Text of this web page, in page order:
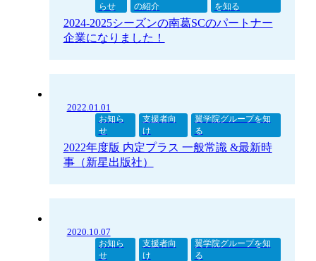
らせ
の紹介
を知る
2024-2025シーズンの南葛SCのパートナー
企業になりました！
2022.01.01
お知ら
せ
支援者向
け
翼学院グループを知
る
2022年度版 内定プラス 一般常識 &最新時
事（新星出版社）
2020.10.07
お知ら
せ
支援者向
け
翼学院グループを知
る